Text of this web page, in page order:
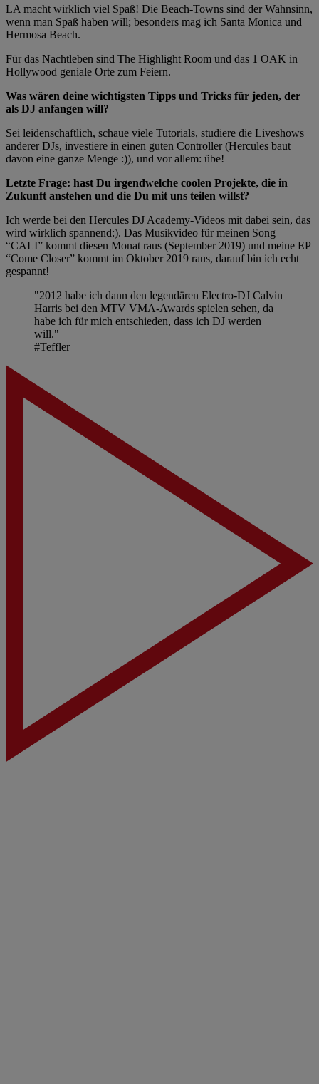
LA macht wirklich viel Spaß! Die Beach-Towns sind der Wahnsinn,
wenn man Spaß haben will; besonders mag ich Santa Monica und
Hermosa Beach.
Für das Nachtleben sind The Highlight Room und das 1 OAK in
Hollywood geniale Orte zum Feiern.
Was wären deine wichtigsten Tipps und Tricks für jeden, der
als DJ anfangen will?
Sei leidenschaftlich, schaue viele Tutorials, studiere die Liveshows
anderer DJs, investiere in einen guten Controller (Hercules baut
davon eine ganze Menge :)), und vor allem: übe!
Letzte Frage: hast Du irgendwelche coolen Projekte, die in
Zukunft anstehen und die Du mit uns teilen willst?
Ich werde bei den Hercules DJ Academy-Videos mit dabei sein, das
wird wirklich spannend:). Das Musikvideo für meinen Song
“CALI” kommt diesen Monat raus (September 2019) und meine EP
“Come Closer” kommt im Oktober 2019 raus, darauf bin ich echt
gespannt!
"2012 habe ich dann den legendären Electro-DJ Calvin
Harris bei den MTV VMA-Awards spielen sehen, da
habe ich für mich entschieden, dass ich DJ werden
will."
#Teffler